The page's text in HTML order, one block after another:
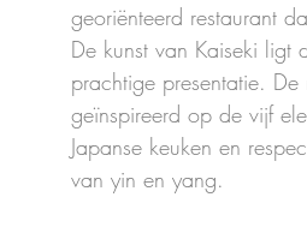
georiënteerd restaurant
De kunst van Kaiseki ligt
prachtige presentatie. De
geïnspireerd op de vijf
Japanse keuken en
van yin en yang.